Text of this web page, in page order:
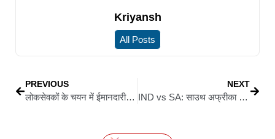
Kriyansh
All Posts
PREVIOUS
लोकसेवकों के चयन में ईमानदारी और सत्यनिष्ठा को मिले सर्वोच्च प्राथमिकता: राष्ट्रपति द्रौपदी मुर्मु
NEXT
IND vs SA: साउथ अफ्रीका को 30 रनों से टीम इंडिया ने दी मात, 3-1 से जीता सीरीज